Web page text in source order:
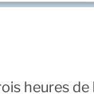
heures de